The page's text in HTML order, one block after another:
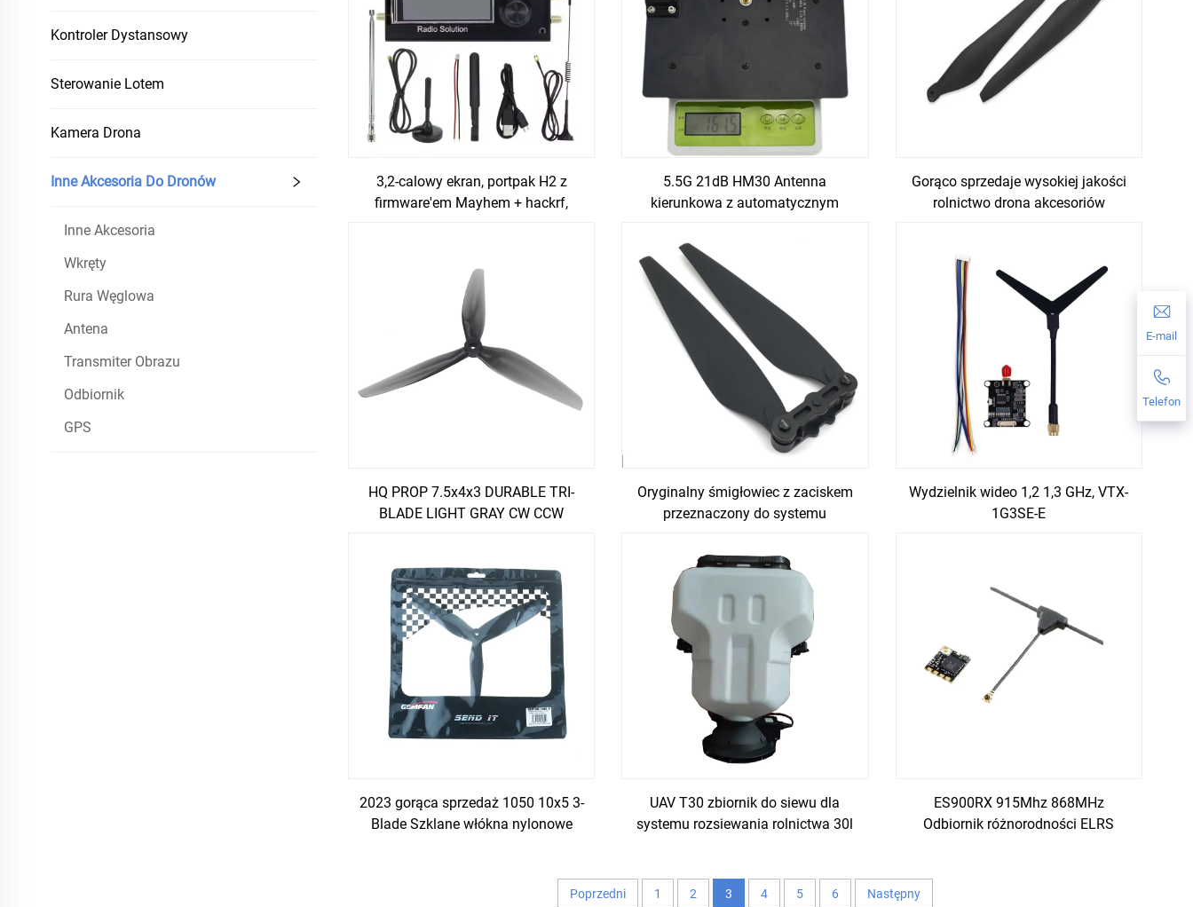
Kontroler Dystansowy
Sterowanie Lotem
Kamera Drona
Inne Akcesoria Do Dronów
Inne Akcesoria
Wkręty
Rura Węglowa
Antena
Transmiter Obrazu
Odbiornik
GPS
3,2-calowy ekran, portpak H2 z
firmware'em Mayhem + hackrf,
5.5G 21dB HM30 Antenna
kierunkowa z automatycznym
Gorąco sprzedaje wysokiej jakości
rolnictwo drona akcesoriów
HQ PROP 7.5x4x3 DURABLE TRI-
BLADE LIGHT GRAY CW CCW
Oryginalny śmigłowiec z zaciskem
przeznaczony do systemu
akcesorium dla drona rolniczego
Wydzielnik wideo 1,2 1,3 GHz, VTX-
1G3SE-E
2023 gorąca sprzedaż 1050 10x5 3-
Blade Szklane włókna nylonowe
UAV T30 zbiornik do siewu dla
systemu rozsiewania rolnictwa 30l
ES900RX 915Mhz 868MHz
Odbiornik różnorodności ELRS
Poprzedni 1 2 3 4 5 6 Następny
E-mail
Telefon